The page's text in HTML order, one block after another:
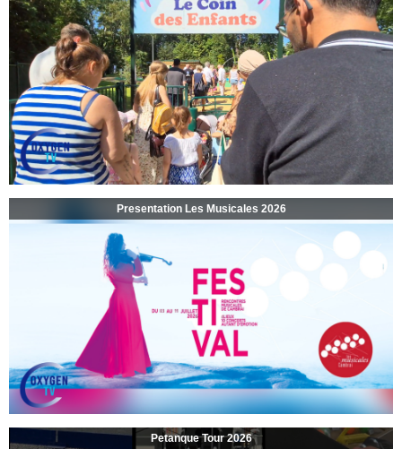
Presentation Les Musicales 2026
Petanque Tour 2026